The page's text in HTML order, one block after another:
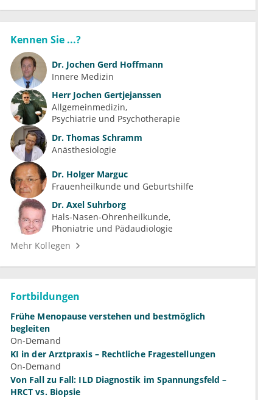
Kennen Sie ...?
Dr. Jochen Gerd Hoffmann
Innere Medizin
Herr Jochen Gertjejanssen
Allgemeinmedizin
Psychiatrie und Psychotherapie
Dr. Thomas Schramm
Anästhesiologie
Dr. Holger Marguc
Frauenheilkunde und Geburtshilfe
Dr. Axel Suhrborg
Hals-Nasen-Ohrenheilkunde
Phoniatrie und Pädaudiologie
Mehr Kollegen
Fortbildungen
Frühe Menopause verstehen und bestmöglich
begleiten
On-Demand
KI in der Arztpraxis – Rechtliche Fragestellungen
On-Demand
Von Fall zu Fall: ILD Diagnostik im Spannungsfeld –
HRCT vs. Biopsie